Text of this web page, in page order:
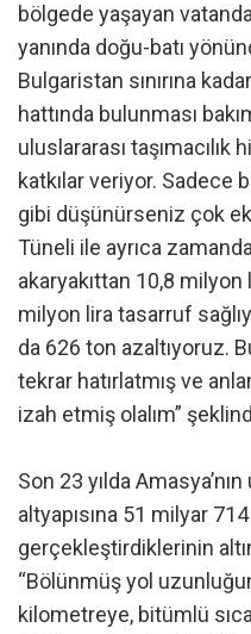
bölgede yaşayan
yanında doğu-batı
Bulgaristan sınırına
hattında bulunması
uluslararası
katkılar veriyor. Sadece
gibi düşünürseniz çok
Tüneli ile ayrıca
akaryakıttan 10,8 milyon
milyon lira tasarruf
da 626 ton azaltıyoruz.
tekrar hatırlatmış ve
izah etmiş olalım”
Son 23 yılda
altyapısına 51 milyar
gerçekleştirdiklerinin
“Bölünmüş yol
kilometreye, bitümlü